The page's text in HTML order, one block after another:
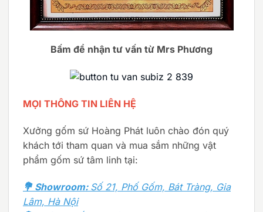
Bấm để nhận tư vấn từ Mrs Phương
MỌI THÔNG TIN LIÊN HỆ
Xưởng gốm sứ Hoàng Phát luôn chào đón quý
khách tới tham quan và mua sắm những vật
phẩm gốm sứ tâm linh tại:
💐 Showroom: Số 21, Phố Gốm, Bát Tràng, Gia
Lâm, Hà Nội